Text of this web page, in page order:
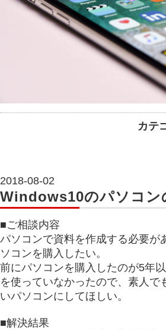
カテ
2018-08-02
Windows10のパソコン
■ご相談内容
パソコンで資料を作成する必要が
ソコンを購入したい。
前にパソコンを購入したのが5年
を使っていなかったので、素人で
いパソコンにしてほしい。
■解決結果